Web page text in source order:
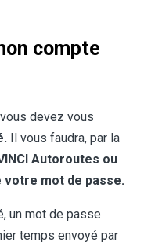
compte
devez vous
Il vous faudra, par la
Autoroutes ou
votre mot de passe.
un mot de passe
temps envoyé par